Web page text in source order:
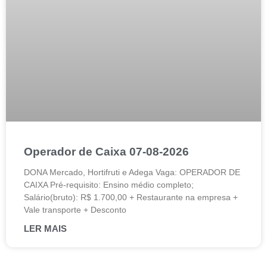
Operador de Caixa 07-08-2026
DONA Mercado, Hortifruti e Adega Vaga: OPERADOR DE
CAIXA Pré-requisito: Ensino médio completo;
Salário(bruto): R$ 1.700,00 + Restaurante na empresa +
Vale transporte + Desconto
LER MAIS